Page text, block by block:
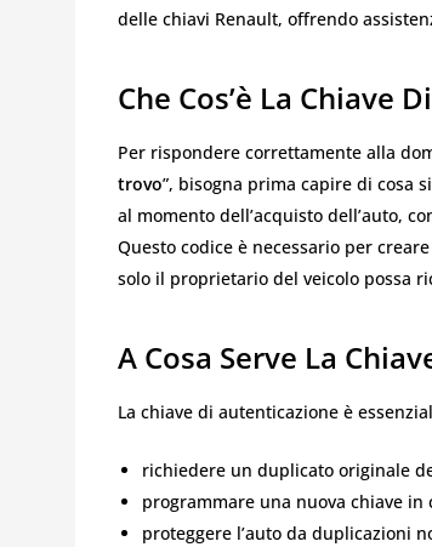
delle chiavi Renault, offrendo
Che Cos’è La Chiave
Per rispondere correttamente alla
trovo”, bisogna prima capire di cosa
al momento dell’acquisto dell’auto,
Questo codice è necessario per
solo il proprietario del veicolo possa
A Cosa Serve La
La chiave di autenticazione è
richiedere un duplicato originale
programmare una nuova chiave in
proteggere l’auto da duplicazioni